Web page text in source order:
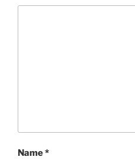
Name*